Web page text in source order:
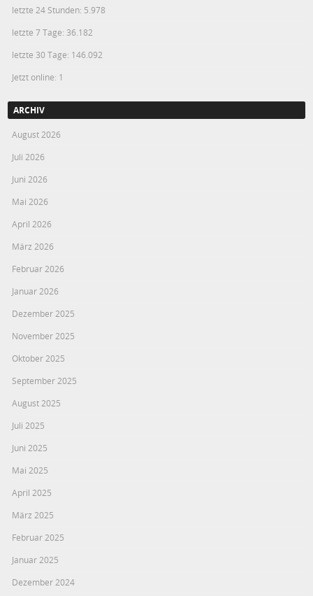
letzte 24 Stunden: 5.978
letzte 7 Tage: 36.182
letzte 30 Tage: 146.092
Jetzt online: 1
ARCHIV
August 2026
Juli 2026
Juni 2026
Mai 2026
April 2026
März 2026
Februar 2026
Januar 2026
Dezember 2025
November 2025
Oktober 2025
September 2025
August 2025
Juli 2025
Juni 2025
Mai 2025
April 2025
März 2025
Februar 2025
Januar 2025
Dezember 2024